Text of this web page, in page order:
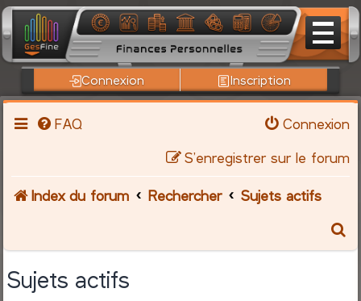
Connexion Inscription
FAQ
Connexion
S’enregistrer sur le forum
Index du forum Rechercher
Sujets actifs
Sujets actifs